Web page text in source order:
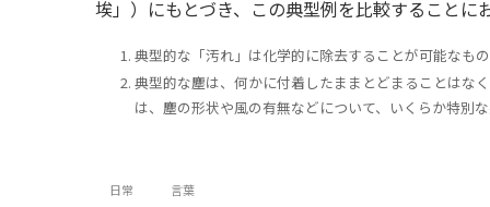
埃」）にもとづき、この典型例を比較すること
典型的な「汚れ」は化学的に除去することが可能なも
典型的な塵は、何かに付着したままとどまることはな
は、塵の形状や風の有無などについて、いくらか特別
日常 言葉